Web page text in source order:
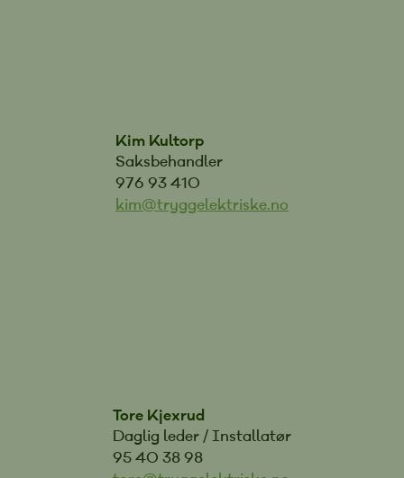
Kim Kultorp
Saksbehandler
976 93 410
kim@tryggelektriske.no
Tore Kjexrud
Daglig leder / Installatør
95 40 38 98